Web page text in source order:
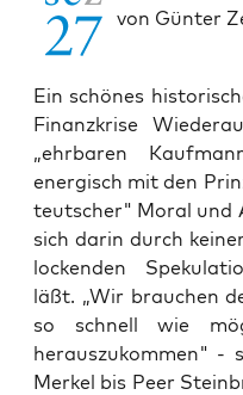
von Günter
Ein schönes
Finanzkrise
„ehrbaren
energisch mit den
teutscher" Moral und
sich darin durch
lockenden
läßt. „Wir brauchen
so schnell wie
herauszukommen" -
Merkel bis Peer